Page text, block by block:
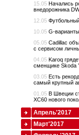
15.05 Начались
внедорожника
12.05
10.05 G-варианты
05.05 Cadillac
с сервисом
04.05 Karoq
сменщике Skoda
03.05 Есть
самый крупный
01.05 В Швеции
XC60 нового
Апрель'2017
Март'2017